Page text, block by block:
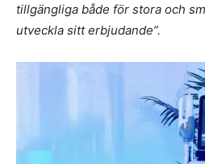
tillgängliga både för stora och
utveckla sitt erbjudande”.